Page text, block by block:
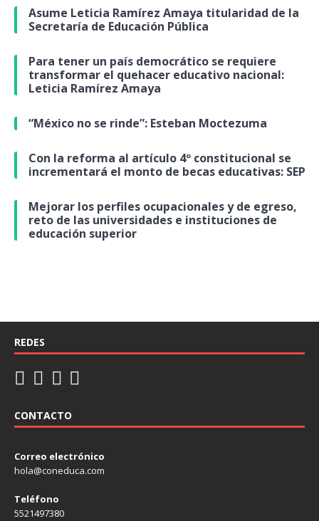
Asume Leticia Ramírez Amaya titularidad de la
Secretaría de Educación Pública
Para tener un país democrático se requiere
transformar el quehacer educativo nacional:
Leticia Ramírez Amaya
“México no se rinde”: Esteban Moctezuma
Con la reforma al artículo 4º constitucional se
incrementará el monto de becas educativas: SEP
Mejorar los perfiles ocupacionales y de egreso,
reto de las universidades e instituciones de
educación superior
REDES
CONTACTO
Correo electrónico
hola@coneduca.com
Teléfono
5521497380